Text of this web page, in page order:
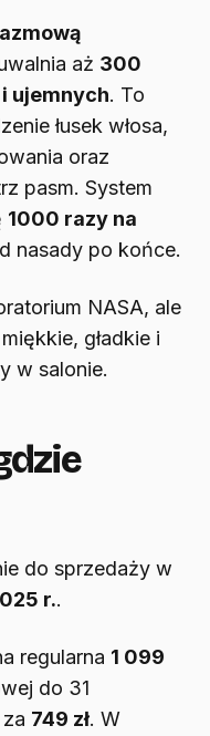
aż 300
ujemnych. To
łusek włosa,
oraz
pasm. System
1000 razy na
nasady po końce.
NASA, ale
gładkie i
w salonie.
do sprzedaży w
r..
regularna 1 099
do 31
749 zł. W